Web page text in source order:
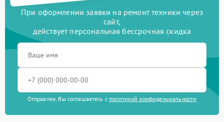
При оформлении заявки на ремонт техники через
сайт,
действует персональная бессрочная скидка
Отправляя, Вы соглашаетесь с политикой конфиденциальности